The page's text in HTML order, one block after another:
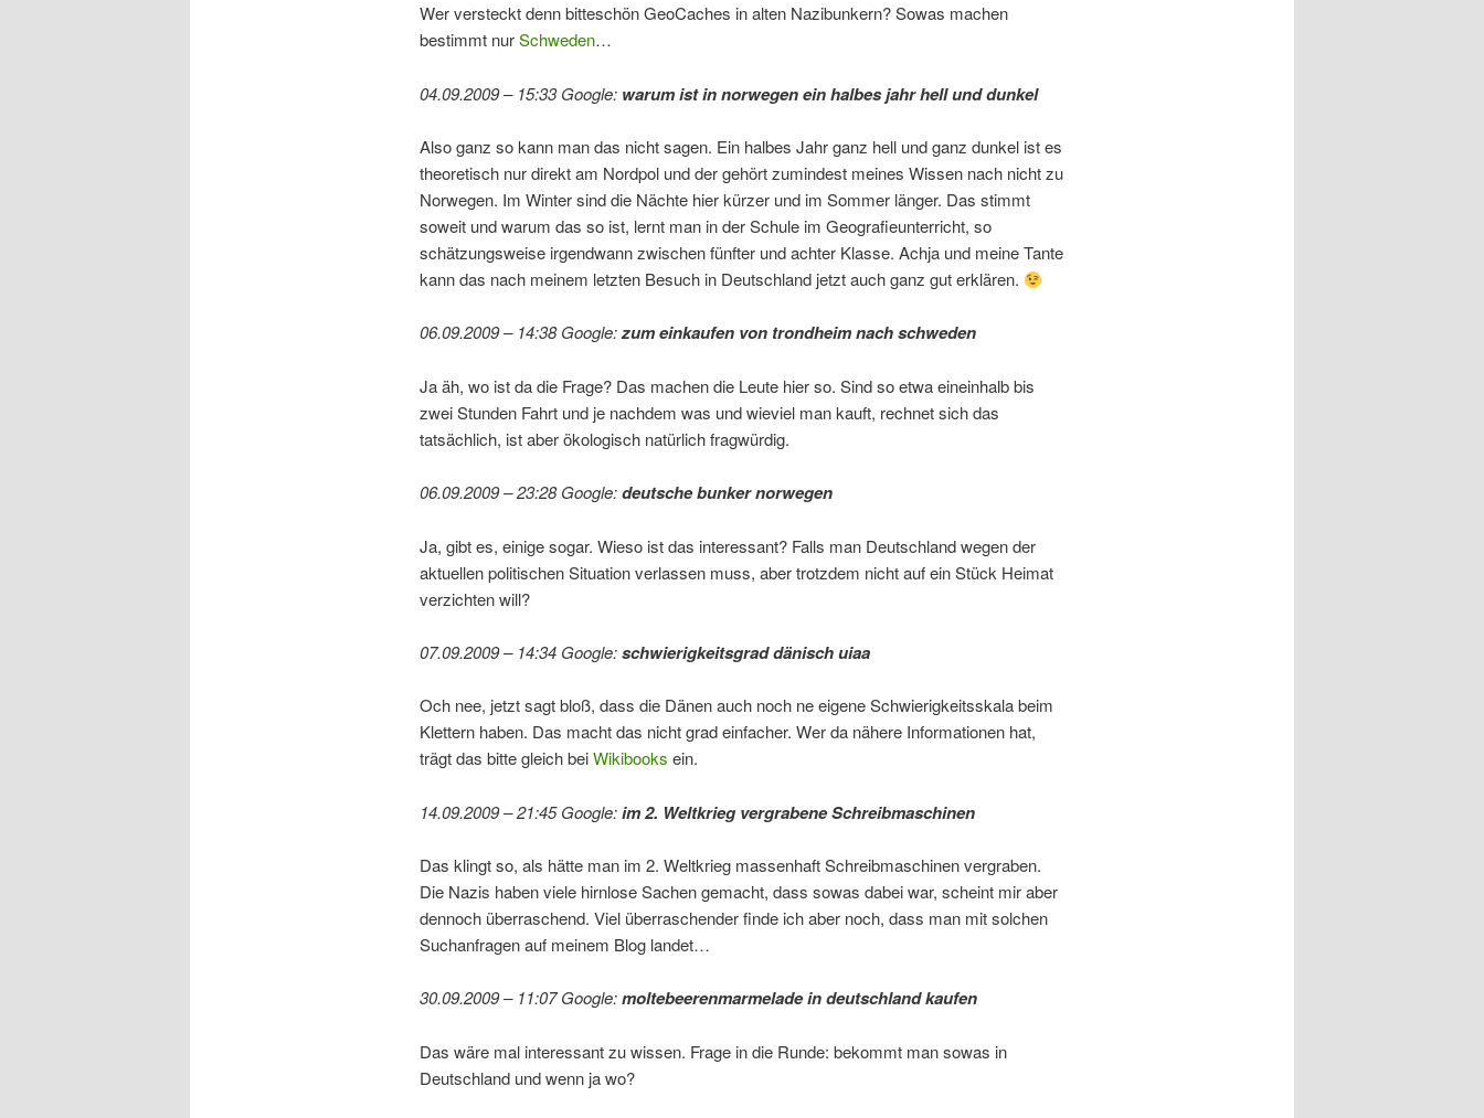
Wer versteckt denn bitteschön GeoCaches in alten Nazibunkern? Sowas machen
bestimmt nurSchweden…
04.09.2009 – 15:33 Google: warum ist in norwegen ein halbes jahr hell und dunkel
Also ganz so kann man das nicht sagen. Ein halbes Jahr ganz hell und ganz dunkel ist es
theoretisch nur direkt am Nordpol und der gehört zumindest meines Wissen nach nicht zu
Norwegen. Im Winter sind die Nächte hier kürzer und im Sommer länger. Das stimmt
soweit und warum das so ist, lernt man in der Schule im Geografieunterricht, so
schätzungsweise irgendwann zwischen fünfter und achter Klasse. Achja und meine Tante
kann das nach meinem letzten Besuch in Deutschland jetzt auch ganz gut erklären.
06.09.2009 – 14:38 Google:zum einkaufen von trondheim nach schweden
Ja äh, wo ist da die Frage? Das machen die Leute hier so. Sind so etwa eineinhalb bis
zwei Stunden Fahrt und je nachdem was und wieviel man kauft, rechnet sich das
tatsächlich, ist aber ökologisch natürlich fragwürdig.
06.09.2009 – 23:28 Google:deutsche bunker norwegen
Ja, gibt es, einige sogar. Wieso ist das interessant? Falls man Deutschland wegen der
aktuellen politischen Situation verlassen muss, aber trotzdem nicht auf ein Stück Heimat
verzichten will?
07.09.2009 – 14:34 Google:schwierigkeitsgrad dänisch uiaa
Och nee, jetzt sagt bloß, dass die Dänen auch noch ne eigene Schwierigkeitsskala beim
Klettern haben. Das macht das nicht grad einfacher. Wer da nähere Informationen hat,
trägt das bitte gleich beiWikibooks ein.
14.09.2009 – 21:45 Google:im 2. Weltkrieg vergrabene Schreibmaschinen
Das klingt so, als hätte man im 2. Weltkrieg massenhaft Schreibmaschinen vergraben.
Die Nazis haben viele hirnlose Sachen gemacht, dass sowas dabei war, scheint mir aber
dennoch überraschend. Viel überraschender finde ich aber noch, dass man mit solchen
Suchanfragen auf meinem Blog landet…
30.09.2009 – 11:07 Google:moltebeerenmarmelade in deutschland kaufen
Das wäre mal interessant zu wissen. Frage in die Runde: bekommt man sowas in
Deutschland und wenn ja wo?